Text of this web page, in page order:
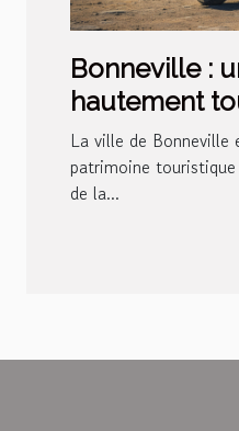
Bonneville :
hautement
monde
La ville de Bonneville
patrimoine
de la...